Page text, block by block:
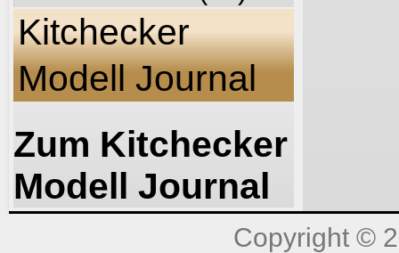
Kitchecker
Modell Journal
Zum Kitchecker
Modell Journal
Copyright ©